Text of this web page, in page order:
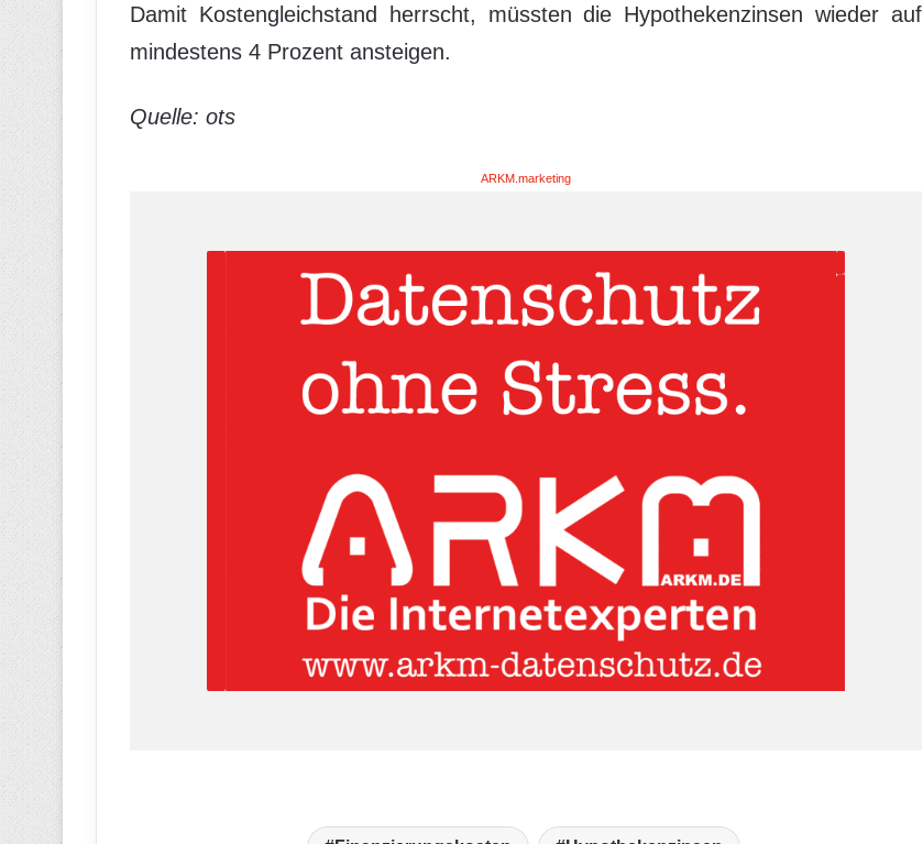
Damit Kostengleichstand herrscht, müssten die Hypothekenzinsen wieder auf
mindestens 4 Prozent ansteigen.
Quelle: ots
ARKM.marketing